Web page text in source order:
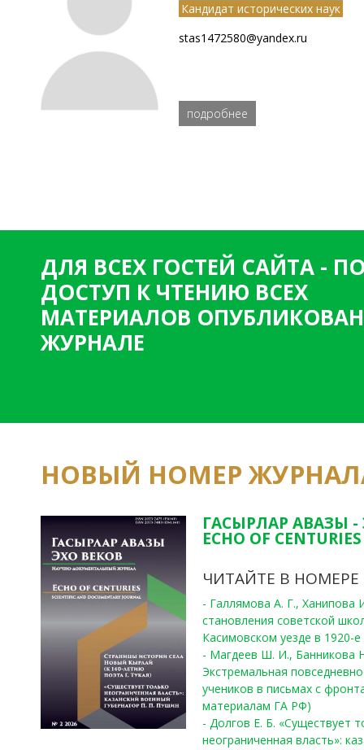
Кандидат исторических наук
stas1472580@yandex.ru
подробнее
ДЛЯ ВСЕХ ГОСТЕЙ САЙТА -
ДОСТУП К ЧТЕНИЮ ВСЕХ
МАТЕРИАЛОВ
ЖУРНАЛЕ
НОВЫЙ НОМЕР
ГАСЫРЛАР АВАЗЫ -
ECHO OF
ЧИТАЙТЕ В НОМЕРЕ
- Галлямова А. Г.,
становления советской
Касимовском уезде в 1920-е
- Магдеев Ш. И., Банникова
Экстремальная
учеников в письмах с
материалам ГА РФ)
- Долгов Е. Б. «Существует
неограниченная власть»: